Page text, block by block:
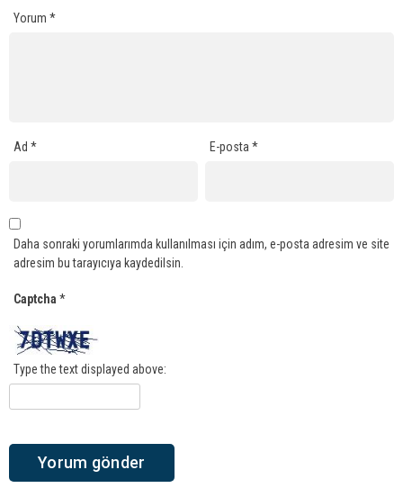
Yorum *
Ad * E-posta*
Daha sonraki yorumlarımda kullanılması için adım, e-posta adresim ve site
adresim bu tarayıcıya kaydedilsin.
Captcha *
Type the text displayed above: